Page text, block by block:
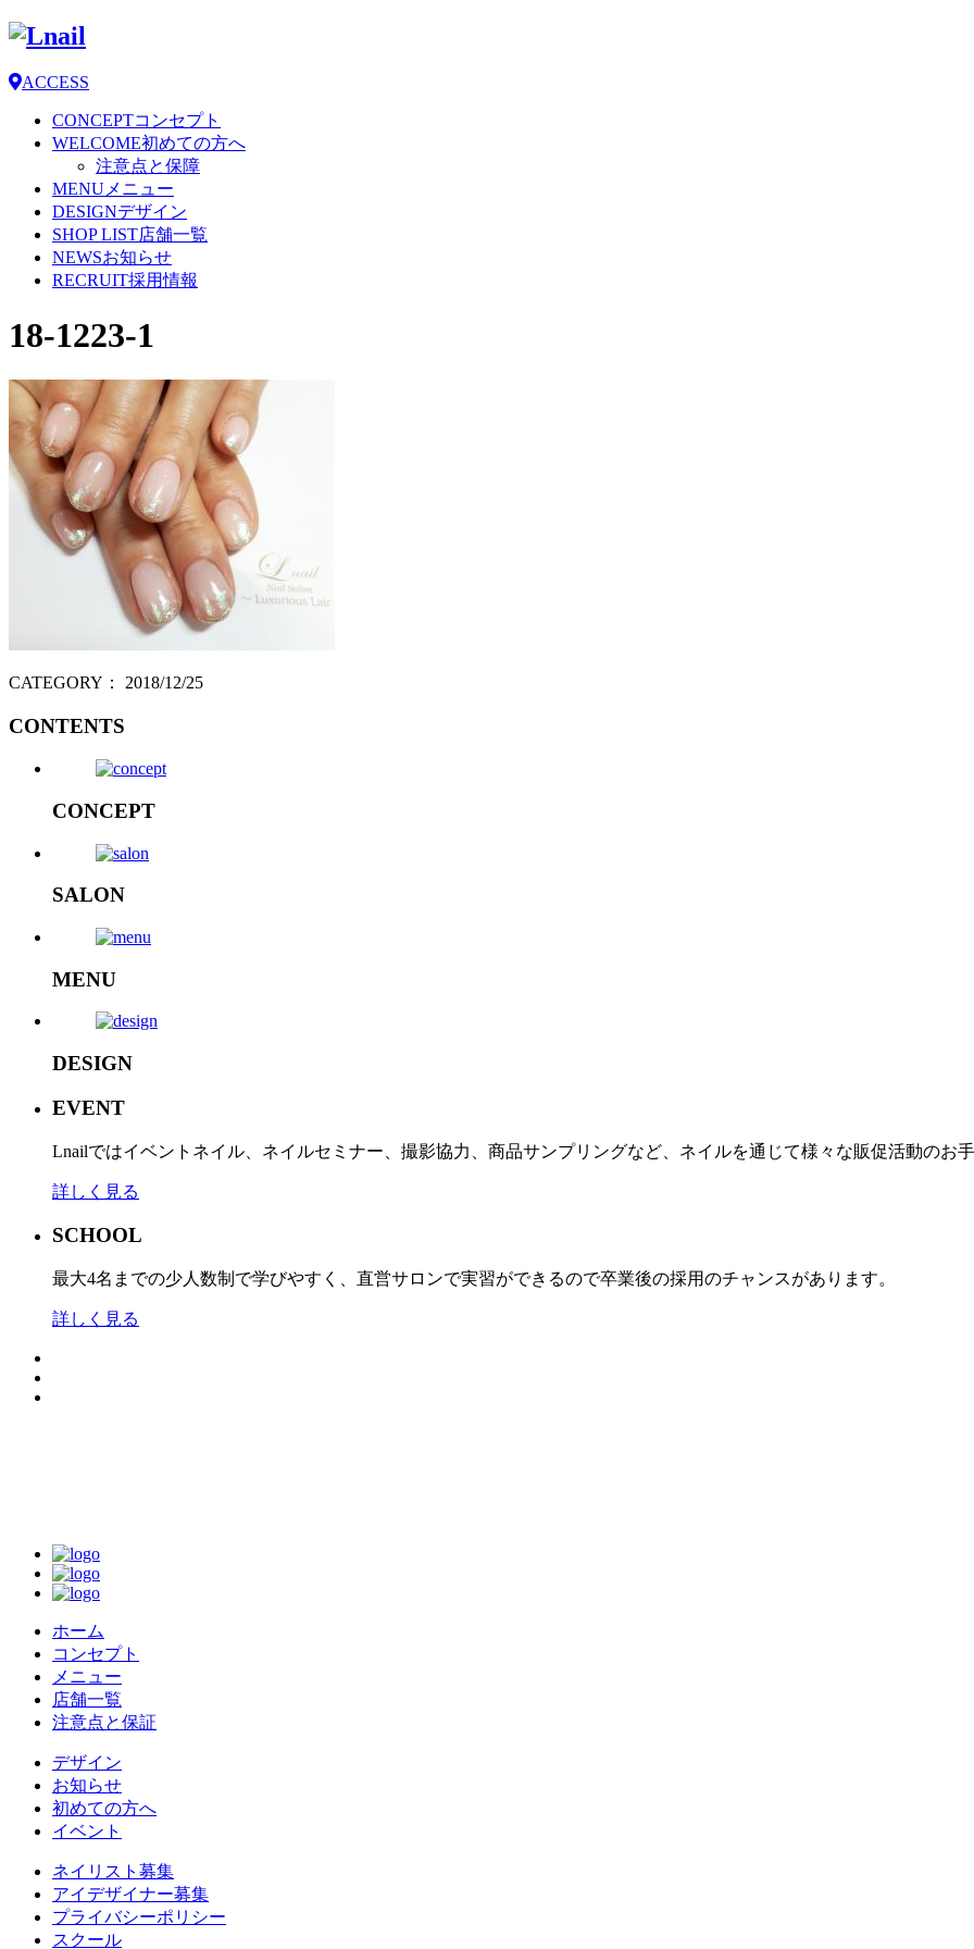
ACCESS
CONCEPTコンセプト
WELCOME初めての方へ
注意点と保障
MENU メニュー
DESIGNデザイン
SHOP LIST店舗一覧
NEWSお知らせ
RECRUIT採用情報
18-1223-1
CATEGORY： 2018/12/25
CONTENTS
CONCEPT
SALON
MENU
DESIGN
EVENT
Lnailではイベントネイル、ネイルセミナー、撮影協力、商品サンプリングなど、ネイルを通じて様々な販促活動のお手
詳しく見る
SCHOOL
最大4名までの少人数制で学びやすく、直営サロンで実習ができるので卒業後の採用のチャンスがあります。
詳しく見る
ホーム
コンセプト
メニュー
店舗一覧
注意点と保証
デザイン
お知らせ
初めての方へ
イベント
ネイリスト募集
アイデザイナー募集
プライバシーポリシー
スクール